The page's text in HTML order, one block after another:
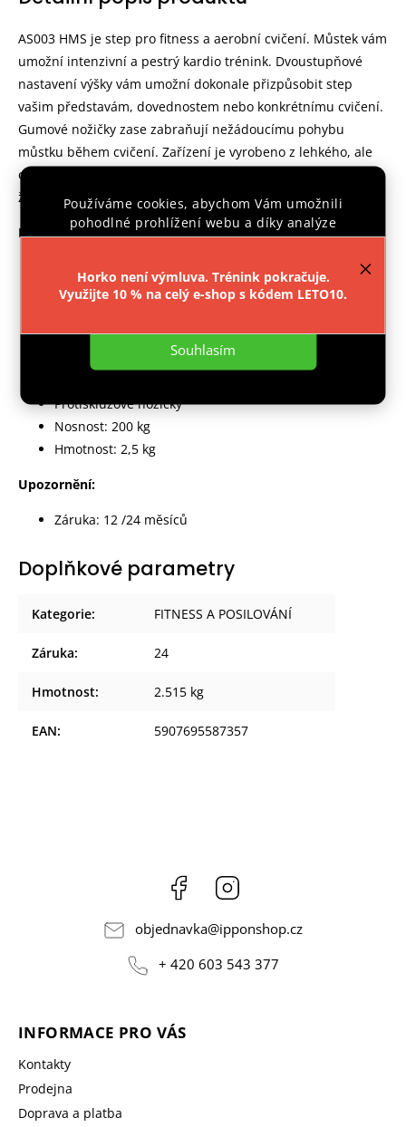
Používáme cookies, abychom Vám umožnili
pohodlné prohlížení webu a díky analýze
provozu webu neustále zlepšovali jeho funkce,
Nastavení
Souhlasím
Horko není výmluva. Trénink pokračuje.
Využijte 10 % na celý e-shop s kódem LETO10.
AS003 HMS je step pro fitness a aerobní cvičení. Můstek vám
umožní intenzivní a pestrý kardio trénink. Dvoustupňové
nastavení výšky vám umožní dokonale přizpůsobit step
vašim představám, dovednostem nebo konkrétnímu cvičení.
Gumové nožičky zase zabraňují nežádoucímu pohybu
můstku během cvičení. Zařízení je vyrobeno z lehkého, ale
odolného plastu. To zajišťuje pohodlí, bezpečnost a dlouhou
životnost.
Parametry:
Rozměry:
Šířka: 28 cm
Výška: 10 / 15 cm
Protiskluzové nožičky
Nosnost: 200 kg
Hmotnost: 2,5 kg
Upozornění:
Záruka: 12 /24 měsíců
Doplňkové parametry
Kategorie: FITNESS A POSILOVÁNÍ
Záruka: 24
Hmotnost: 2.515 kg
EAN: 5907695587357
Facebook
objednavka@ipponshop.cz
+ 420 603 543 377
INFORMACE PRO VÁS
Kontakty
Prodejna
Doprava a platba